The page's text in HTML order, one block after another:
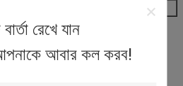
রেখে যান
আবার কল করব!